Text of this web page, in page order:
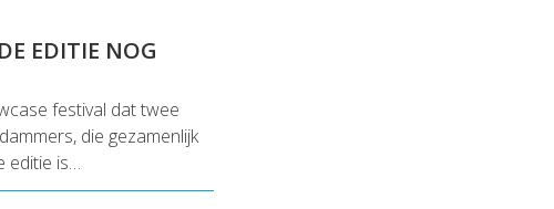
EDITIE NOG
festival dat twee
die gezamenlijk
editie is…